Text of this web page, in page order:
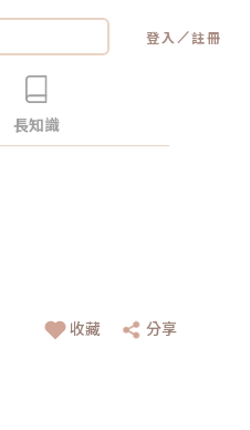
登入 ／註冊
長知識
收藏 分享